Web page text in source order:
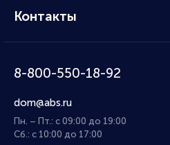
Контакты
8-800-550-18-92
dom@abs.ru
Пн. – Пт.: с 09:00 до 19:00
Сб.: с 10:00 до 17:00